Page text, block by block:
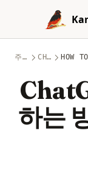
Skip to content
주제 CHATGPT HOW
하는